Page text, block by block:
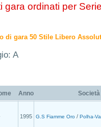
gara ordinati per
di gara 50 Stile Libero
A
Anno Società
1995 G.S Fiamme Oro / Polha-